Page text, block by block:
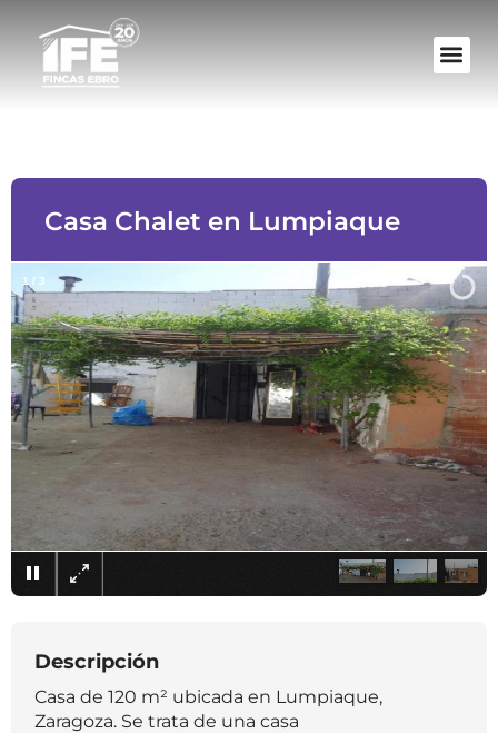
Casa Chalet en Lumpiaque
×
1 / 3
Descripción
Casa de 120 m² ubicada en Lumpiaque,
Zaragoza. Se trata de una casa